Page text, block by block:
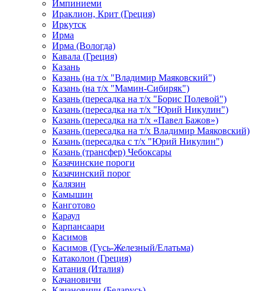
Импиниеми
Ираклион, Крит (Греция)
Иркутск
Ирма
Ирма (Вологда)
Кавала (Греция)
Казань
Казань (на т/х "Владимир Маяковский")
Казань (на т/х "Мамин-Сибиряк")
Казань (пересадка на т/х "Борис Полевой")
Казань (пересадка на т/х "Юрий Никулин")
Казань (пересадка на т/х «Павел Бажов»)
Казань (пересадка на т/х Владимир Маяковский)
Казань (пересадка с т/х "Юрий Никулин")
Казань (трансфер) Чебоксары
Казачинские пороги
Казачинский порог
Калязин
Камышин
Канготово
Караул
Карпансаари
Касимов
Касимов (Гусь-Железный/Елатьма)
Катаколон (Греция)
Катания (Италия)
Качановичи